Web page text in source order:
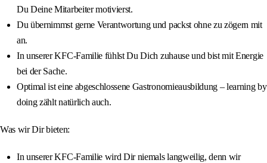
Du Deine Mitarbeiter motivierst.
Du übernimmst gerne Verantwortung und packst ohne zu zögern mit
an.
In unserer KFC-Familie fühlst Du Dich zuhause und bist mit Energie
bei der Sache.
Optimal ist eine abgeschlossene Gastronomieausbildung – learning by
doing zählt natürlich auch.
Was wir Dir bieten:
In unserer KFC-Familie wird Dir niemals langweilig, denn wir